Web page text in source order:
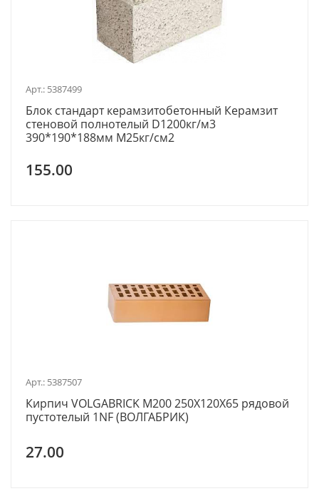
Арт.: 5387499
Блок стандарт керамзитобетонный Керамзит
стеновой полнотелый D1200кг/м3
390*190*188мм М25кг/см2
155.00
Арт.: 5387507
Кирпич VOLGABRICK M200 250X120X65 рядовой
пустотелый 1NF (ВОЛГАБРИК)
27.00